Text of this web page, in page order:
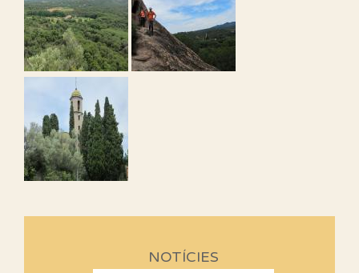
NOTÍCIES